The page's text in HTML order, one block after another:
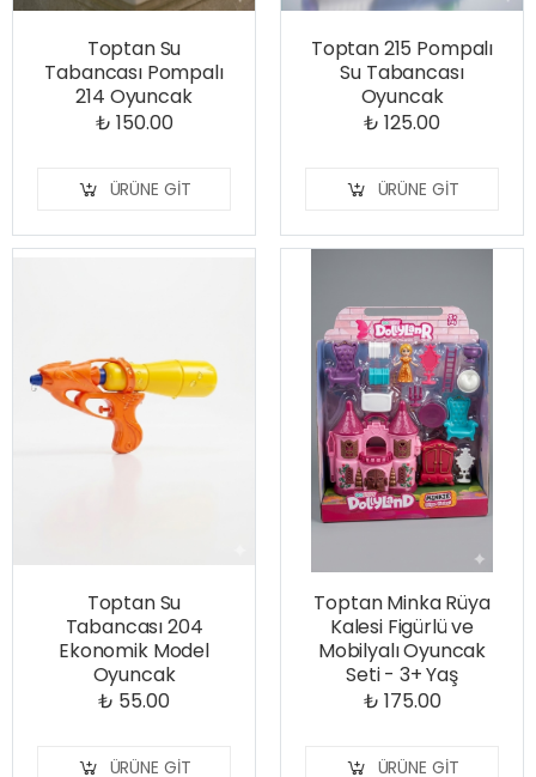
Toptan Su
Tabancası Pompalı
214 Oyuncak
₺ 150.00
ÜRÜNE GIT
Toptan 215 Pompalı
Su Tabancası
Oyuncak
₺ 125.00
ÜRÜNE GIT
Toptan Su
Tabancası 204
Ekonomik Model
Oyuncak
₺ 55.00
ÜRÜNE GIT
Toptan Minka Rüya
Kalesi Figürlü ve
Mobilyalı Oyuncak
Seti - 3+ Yaş
₺ 175.00
ÜRÜNE GIT